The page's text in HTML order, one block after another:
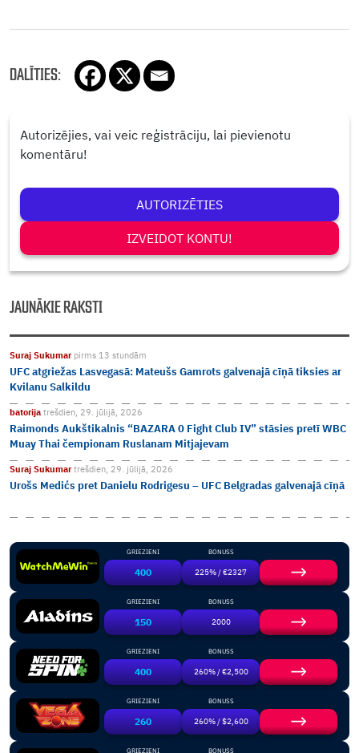
DALĪTIES:
Autorizējies, vai veic reģistrāciju, lai pievienotu
komentāru!
AUTORIZĒTIES
IZVEIDOT KONTU!
JAUNĀKIE RAKSTI
Suraj Sukumar pirms 13 stundām
UFC atgriežas Lasvegasā: Mateušs Gamrots galvenajā cīņā tiksies ar
Kvilanu Salkildu
batorija trešdien, 29. jūlijā, 2026
Raimonds Aukštikalnis “BAZARA 0 Fight Club IV” stāsies pretī WBC
Muay Thai čempionam Ruslanam Mitjajevam
Suraj Sukumartrešdien, 29. jūlijā, 2026
Urošs Medićs pret Danielu Rodrigesu – UFC Belgradas galvenajā cīņā
GRIEZIENI
400
BONUSS
225% / €2327
GRIEZIENI
150
BONUSS
2000
GRIEZIENI
400
BONUSS
260% / €2,500
GRIEZIENI
260
BONUSS
260% / $2,600
GRIEZIENI BONUSS